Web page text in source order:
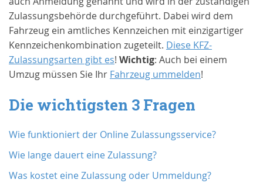
Zulassungsbehörde durchgeführt. Dabei wird dem
Fahrzeug ein amtliches Kennzeichen mit einzigartiger
Kennzeichenkombination zugeteilt. Diese KFZ-
Zulassungsarten gibt es! Wichtig: Auch bei einem
Umzug müssen Sie Ihr Fahrzeug ummelden!
Die wichtigsten 3 Fragen
Wie funktioniert der Online Zulassungsservice?
Wie lange dauert eine Zulassung?
Was kostet eine Zulassung oder Ummeldung?